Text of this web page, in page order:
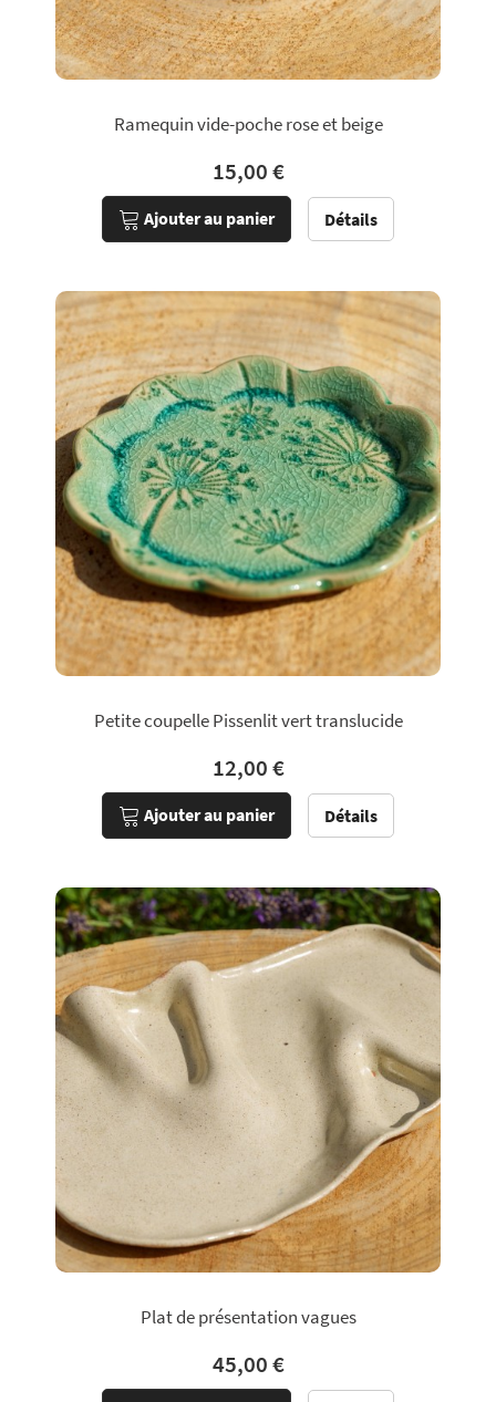
Ramequin vide-poche rose et beige
15,00 €
Ajouter au panier Détails
Petite coupelle Pissenlit vert translucide
12,00 €
Ajouter au panier Détails
Plat de présentation vagues
45,00 €